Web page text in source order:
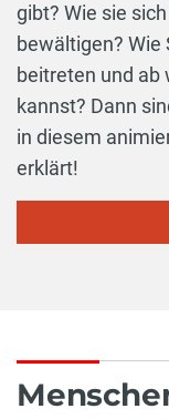
gibt? Wie sie
bewältigen? Wie
beitreten und ab
kannst? Dann
in diesem
erklärt!